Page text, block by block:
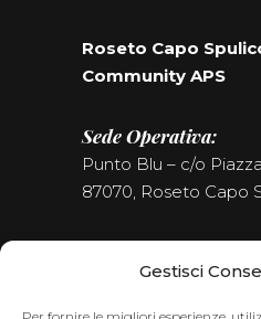
Gestisci
Roseto Capo
Community APS
Sede Operativa:
Punto Blu – c/o
87070, Roseto Capo